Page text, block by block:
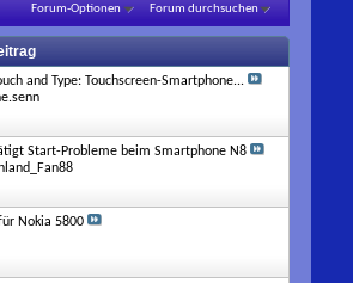
Forum-Optionen Forum durchsuchen
and Type: Touchscreen-Smartphone...
Start-Probleme beim Smartphone N8
Nokia 5800